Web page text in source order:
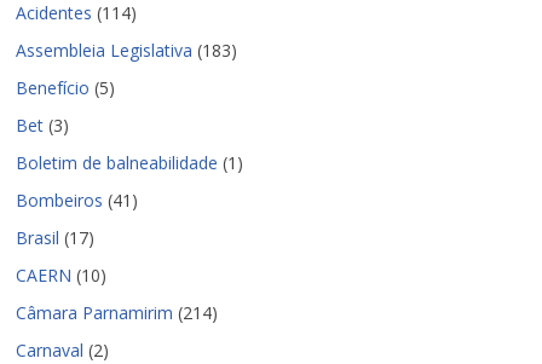
Acidentes (114)
Assembleia Legislativa (183)
Benefício (5)
Bet (3)
Boletim de balneabilidade (1)
Bombeiros (41)
Brasil (17)
CAERN (10)
Câmara Parnamirim (214)
Carnaval (2)